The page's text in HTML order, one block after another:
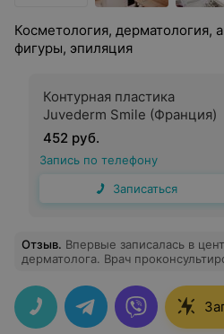
Косметология, дерматология,
фигуры, эпиляция
Контурная пластика
Juvederm Smile (Франция)
452 руб.
Запись по телефону
Записаться
Отзыв. Впервые записалась в
дерматолога. Врач